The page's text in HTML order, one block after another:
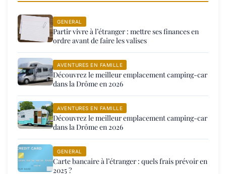
GENERAL
Partir vivre à l’étranger : mettre ses finances en
ordre avant de faire les valises
AVENTURES EN FAMILLE
Découvrez le meilleur emplacement camping-car
dans la Drôme en 2026
AVENTURES EN FAMILLE
Découvrez le meilleur emplacement camping-car
dans la Drôme en 2026
GENERAL
Carte bancaire à l’étranger : quels frais prévoir en
2025 ?